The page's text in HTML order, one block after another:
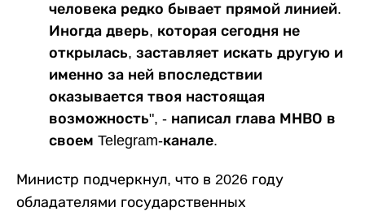
человека редко бывает прямой линией.
Иногда дверь, которая сегодня не
открылась, заставляет искать другую и
именно за ней впоследствии
оказывается твоя настоящая
возможность", - написал глава МНВО в
своем Telegram-канале.
Министр подчеркнул, что в 2026 году
обладателями государственных